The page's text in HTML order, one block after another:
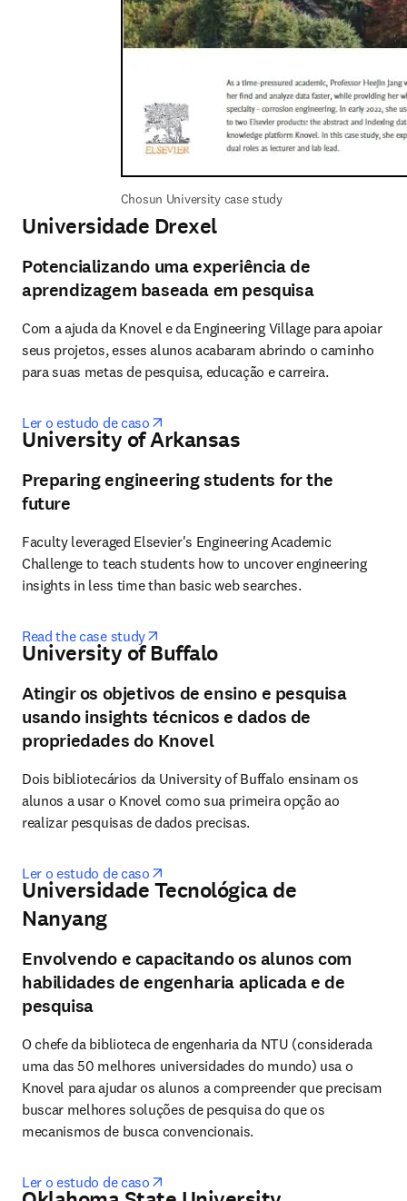
Chosun University case study
Universidade Drexel
Potencializando uma experiência de
aprendizagem baseada em pesquisa
Com a ajuda da Knovel e da Engineering Village para apoiar
seus projetos, esses alunos acabaram abrindo o caminho
para suas metas de pesquisa, educação e carreira.
Ler o estudo de caso
University of Arkansas
Preparing engineering students for the
future
Faculty leveraged Elsevier's Engineering Academic
Challenge to teach students how to uncover engineering
insights in less time than basic web searches.
Read the case study
University of Buffalo
Atingir os objetivos de ensino e pesquisa
usando insights técnicos e dados de
propriedades do Knovel
Dois bibliotecários da University of Buffalo ensinam os
alunos a usar o Knovel como sua primeira opção ao
realizar pesquisas de dados precisas.
Ler o estudo de caso
Universidade Tecnológica de
Nanyang
Envolvendo e capacitando os alunos com
habilidades de engenharia aplicada e de
pesquisa
O chefe da biblioteca de engenharia da NTU (considerada
uma das 50 melhores universidades do mundo) usa o
Knovel para ajudar os alunos a compreender que precisam
buscar melhores soluções de pesquisa do que os
mecanismos de busca convencionais.
Ler o estudo de caso